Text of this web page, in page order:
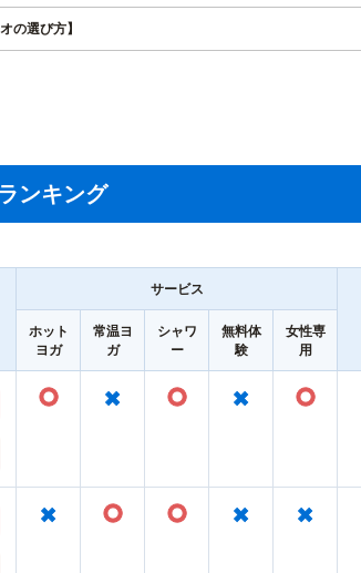
の選び方】
ンキング
サービス
ホット
ヨガ
常温ヨ
ガ
シャワ
ー
無料体
験
女性専
用
○ × ○ × ○
× ○ ○ × ×